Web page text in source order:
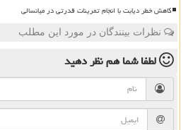
کاهش خطر دیابت با انجام تمرینات قدرتی در میانسالی
نظرات بینندگان در مورد این مطلب
لطفا شما همنظر دهید